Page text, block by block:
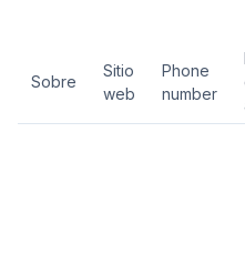
Sobre
Sitio
web
Phone
number